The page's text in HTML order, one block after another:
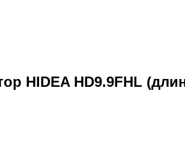
HIDEA HD9.9FHL